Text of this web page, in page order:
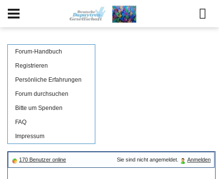
Forum-Handbuch
Registrieren
Persönliche Erfahrungen
Forum durchsuchen
Bitte um Spenden
FAQ
Impressum
170 Benutzer online Sie sind nicht angemeldet. Anmelden